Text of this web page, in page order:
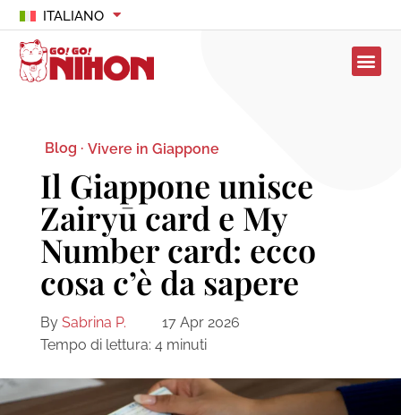
ITALIANO
Blog · Vivere in Giappone
Il Giappone unisce
Zairyū card e My
Number card: ecco
cosa c’è da sapere
By Sabrina P.
17 Apr 2026
Tempo di lettura: 4 minuti